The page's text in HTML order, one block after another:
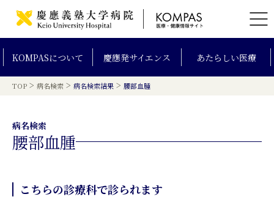
KOMPASについて 慶應発サイエンス あたらしい医療
TOP > 病名検索 > 病名検索結果 > 腰部血腫
病名検索
腰部血腫
こちらの診療科で診られます